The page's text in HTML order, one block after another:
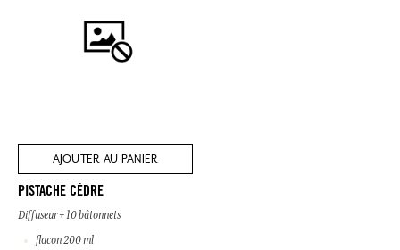
AJOUTER AU PANIER
PISTACHE CÈDRE
Diffuseur + 10 bâtonnets
flacon 200 ml